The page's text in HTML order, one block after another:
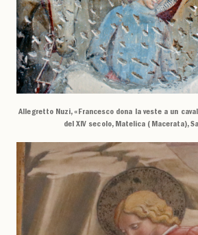
Allegretto Nuzi, «Francesco dona la veste a un
del XIV secolo, Matelica (Macerata),